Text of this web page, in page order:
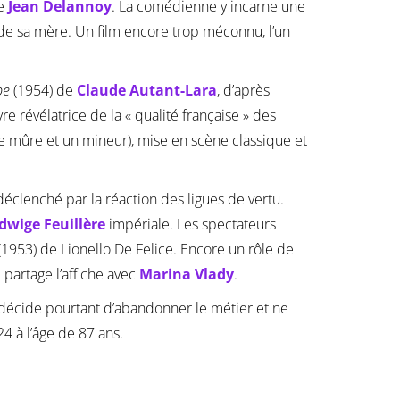
Jean Delannoy. La comédienne y incarne une
sa mère. Un film encore trop méconnu, l’un
(1954) de Claude Autant-Lara, d’après
révélatrice de la « qualité française » des
et un mineur), mise en scène classique et
par la réaction des ligues de vertu.
Feuillère impériale. Les spectateurs
de Lionello De Felice. Encore un rôle de
l’affiche avec Marina Vlady.
pourtant d’abandonner le métier et ne
à l’âge de 87 ans.